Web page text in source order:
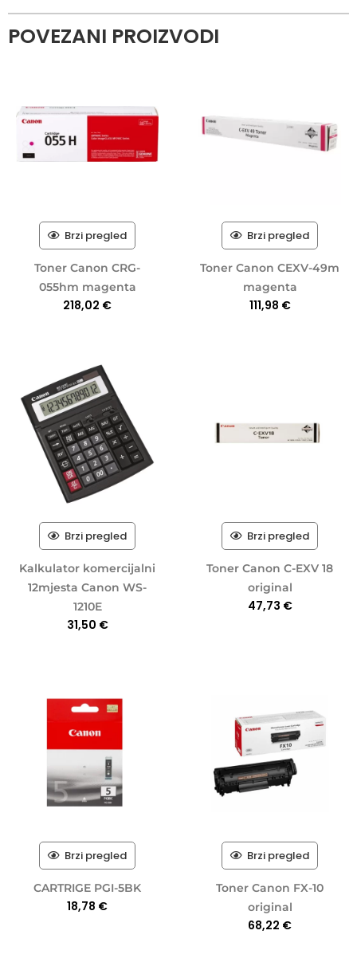
POVEZANI PROIZVODI
Brzi pregled
Toner Canon CRG-
055hm magenta
218,02 €
Brzi pregled
Toner Canon CEXV-49m
magenta
111,98 €
Brzi pregled
Kalkulator komercijalni
12mjesta Canon WS-
1210E
31,50 €
Brzi pregled
Toner Canon C-EXV 18
original
47,73 €
Brzi pregled
CARTRIGE PGI-5BK
18,78 €
Brzi pregled
Toner Canon FX-10
original
68,22 €